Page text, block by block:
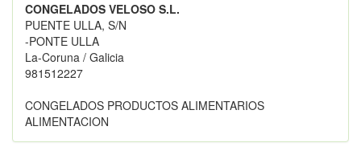
CONGELADOS VELOSO S.L.
PUENTE ULLA, S/N
-PONTE ULLA
La-Coruna / Galicia
981512227
CONGELADOS PRODUCTOS ALIMENTARIOS
ALIMENTACION